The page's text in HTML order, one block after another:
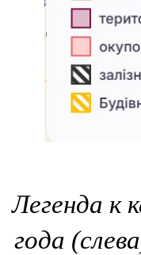
Легенда к
года